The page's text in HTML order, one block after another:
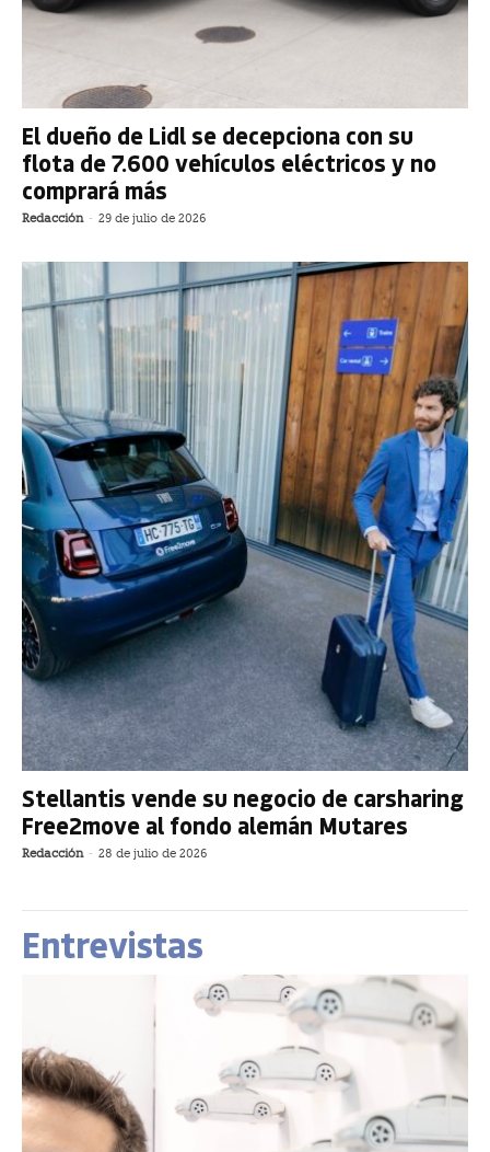
El dueño de Lidl se decepciona con su
flota de 7.600 vehículos eléctricos y no
comprará más
Redacción - 29 de julio de 2026
Stellantis vende su negocio de carsharing
Free2move al fondo alemán Mutares
Redacción - 28 de julio de 2026
Entrevistas